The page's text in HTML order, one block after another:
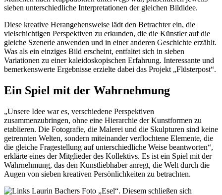
sieben unterschiedliche Interpretationen der gleichen Bildidee.
Diese kreative Herangehensweise lädt den Betrachter ein, die
vielschichtigen Perspektiven zu erkunden, die die Künstler auf die
gleiche Szenerie anwenden und in einer anderen Geschichte erzählt.
Was als ein einziges Bild erscheint, entfaltet sich in sieben
Variationen zu einer kaleidoskopischen Erfahrung. Interessante und
bemerkenswerte Ergebnisse erzielte dabei das Projekt „Flüsterpost“.
Ein Spiel mit der Wahrnehmung
„Unsere Idee war es, verschiedene Perspektiven
zusammenzubringen, ohne eine Hierarchie der Kunstformen zu
etablieren. Die Fotografie, die Malerei und die Skulpturen sind keine
getrennten Welten, sondern miteinander verflochtene Elemente, die
die gleiche Fragestellung auf unterschiedliche Weise beantworten“,
erklärte eines der Mitglieder des Kollektivs. Es ist ein Spiel mit der
Wahrnehmung, das den Kunstliebhaber anregt, die Welt durch die
Augen von sieben kreativen Persönlichkeiten zu betrachten.